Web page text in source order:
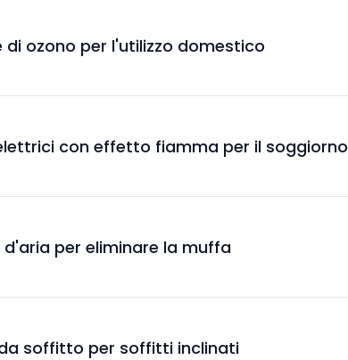
di ozono per l'utilizzo domestico
con effetto fiamma per il soggiorno
per eliminare la muffa
soffitto per soffitti inclinati